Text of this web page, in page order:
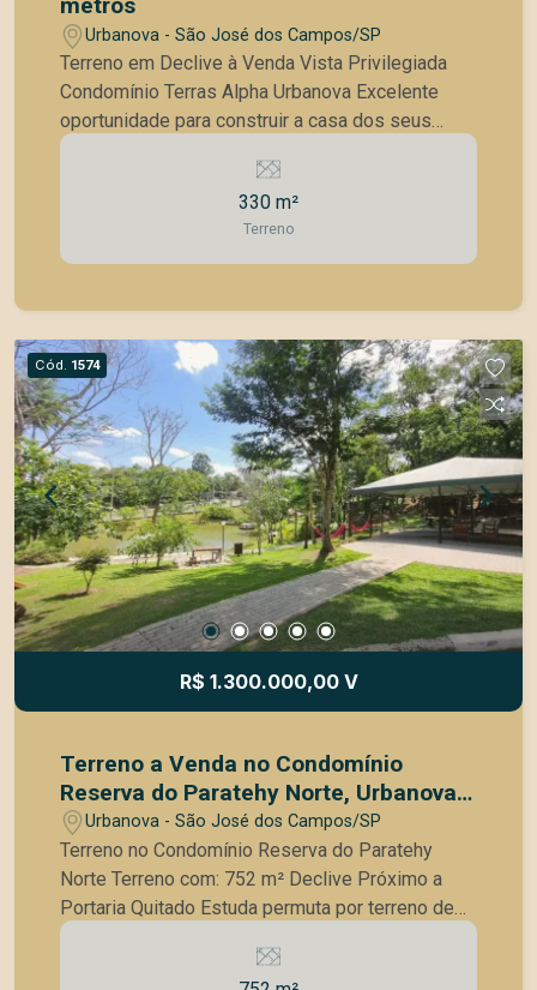
metros
Urbanova - São José dos Campos/SP
Terreno em Declive à Venda Vista Privilegiada
Condomínio Terras Alpha Urbanova Excelente
oportunidade para construir a casa dos seus
sonhos! Terreno com 330 m², em declive, ideal
para projetos modernos com aproveitamento de
níveis e vista panorâmica para a cidade.
Localizado no Condomínio Terras Alpha, um dos
mais desejados do bairro Urbanova, em São José
Portaria 24 horas Segurança monitorada Lazer
completo: Piscinas Salão de festas Espaço
gourmet Academia Quadras esportivas
Playground Áreas verdes e de convivência
Região nobre, com fácil acesso às principais vias
da cidade, próximo a escolas, universidades,
comércio e serviços. Ideal para quem busca
exclusividade, tranquilidade e uma vista incrível!
Entre em contato para mais informações ou
agendar uma visita.
330 m²
Terreno
Cód. 1574
R$ 1.300.000,00 V
Terreno a Venda no Condomínio
Reserva do Paratehy Norte, Urbanova
São José dos Campos
Urbanova - São José dos Campos/SP
Terreno no Condomínio Reserva do Paratehy
Norte Terreno com: 752 m² Declive Próximo a
Portaria Quitado Estuda permuta por terreno de
menor valor O condomínio possui uma área verde
Acesso subterrâneo para os moradores